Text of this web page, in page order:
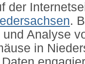
der
.
Analyse
in